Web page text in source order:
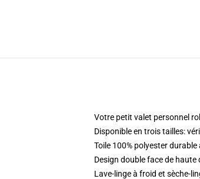
Votre petit valet personnel
Disponible en trois tailles:
Toile 100% polyester
Design double face de
Lave-linge à froid et sèche-